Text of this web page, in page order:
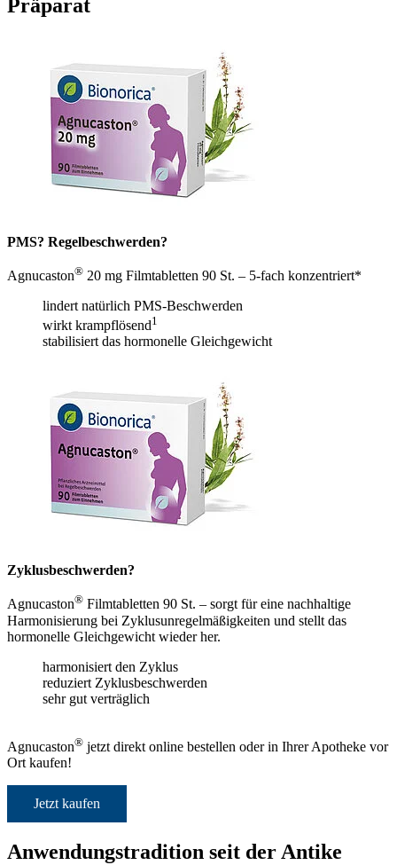
Präparat
PMS? Regelbeschwerden?
Agnucaston® 20 mg Filmtabletten 90 St. – 5-fach konzentriert*
lindert natürlich PMS-Beschwerden
wirkt krampflösend1
stabilisiert das hormonelle Gleichgewicht
Zyklusbeschwerden?
Agnucaston® Filmtabletten 90 St. – sorgt für eine nachhaltige
Harmonisierung bei Zyklusunregelmäßigkeiten und stellt das
hormonelle Gleichgewicht wieder her.
harmonisiert den Zyklus
reduziert Zyklusbeschwerden
sehr gut verträglich
Agnucaston® jetzt direkt online bestellen oder in Ihrer Apotheke vor
Ort kaufen!
Jetzt kaufen
Anwendungstradition seit der Antike